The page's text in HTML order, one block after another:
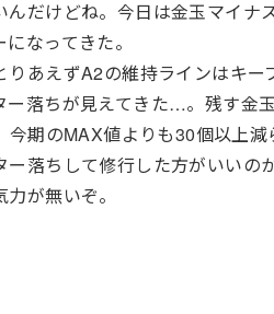
んだけどね。今日は金玉マイナ
なってきた。
りあえずA2の維持ラインはキー
ー落ちが見えてきた…。残す金
今期のMAX値よりも30個以上減
ー落ちして修行した方がいいの
が無いぞ。